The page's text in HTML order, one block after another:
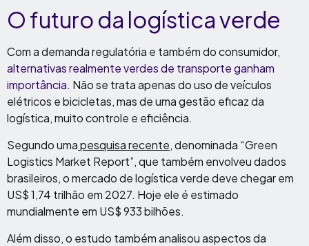
O futuro da logística verde
Com a demanda regulatória e também do consumidor,
alternativas realmente verdes de transporte ganham
importância. Não se trata apenas do uso de veículos
elétricos e bicicletas, mas de uma gestão eficaz da
logística, muito controle e eficiência.
Segundo umapesquisa recente, denominada “Green
Logistics Market Report”, que também envolveu dados
brasileiros, o mercado de logística verde deve chegar em
US$ 1,74 trilhão em 2027. Hoje ele é estimado
mundialmente em US$ 933 bilhões.
Além disso, o estudo também analisou aspectos da